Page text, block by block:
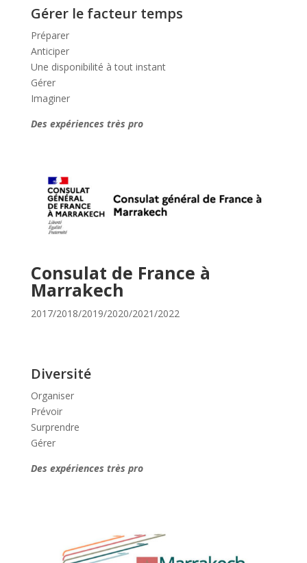
Gérer le facteur temps
Préparer
Anticiper
Une disponibilité à tout instant
Gérer
Imaginer
Des expériences très pro
Consulat de France à
Marrakech
2017/2018/2019/2020/2021/2022
Diversité
Organiser
Prévoir
Surprendre
Gérer
Des expériences très pro